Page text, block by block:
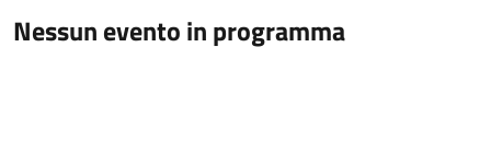
Nessun evento in programma